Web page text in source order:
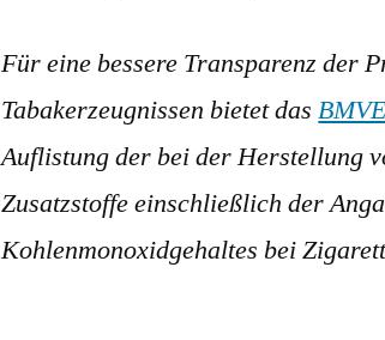
Für eine bessere Transparenz der
Tabakerzeugnissen bietet das
Auflistung der bei der Herstellung
Zusatzstoffe einschließlich der
Kohlenmonoxidgehaltes bei